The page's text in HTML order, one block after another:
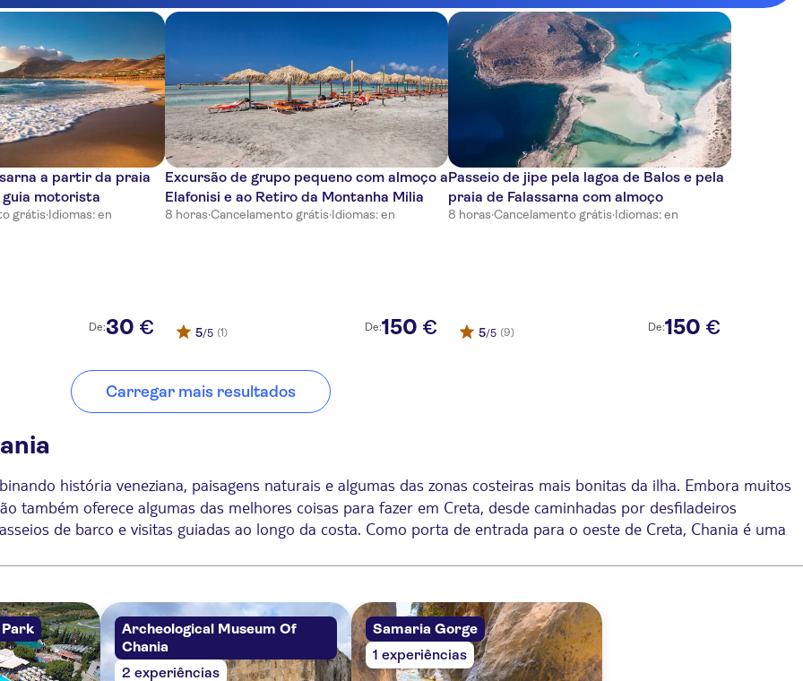
a partir da praia
motorista
grátis·Idiomas: en
De:30 €
Excursão de grupo pequeno com almoço a
Elafonisi e ao Retiro da Montanha Milia
8 horas·Cancelamento grátis·Idiomas: en
5/5 (1) De:150 €
Passeio de jipe pela lagoa de Balos e pela
praia de Falassarna com almoço
8 horas·Cancelamento grátis·Idiomas: en
5/5 (9) De:150 €
Carregar mais resultados
história veneziana, paisagens naturais e algumas das zonas costeiras mais bonitas da ilha. Embora muitos
também oferece algumas das melhores coisas para fazer em Creta, desde caminhadas por desfiladeiros
de barco e visitas guiadas ao longo da costa. Como porta de entrada para o oeste de Creta, Chania é uma
aventuras ao ar livre que revelam a beleza diversificada da ilha.
uma caminhada pelo espetacular Desfiladeiro de Samaria. Esta aventura de um dia inteiro leva os visitantes
Archeological Museum Of
Chania
2 experiências
Samaria Gorge
1 experiências